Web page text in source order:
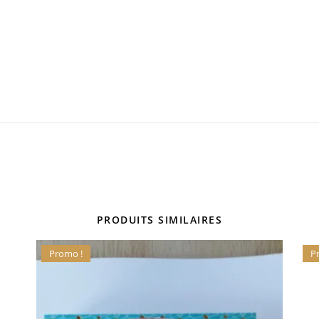
PRODUITS SIMILAIRES
Promo !